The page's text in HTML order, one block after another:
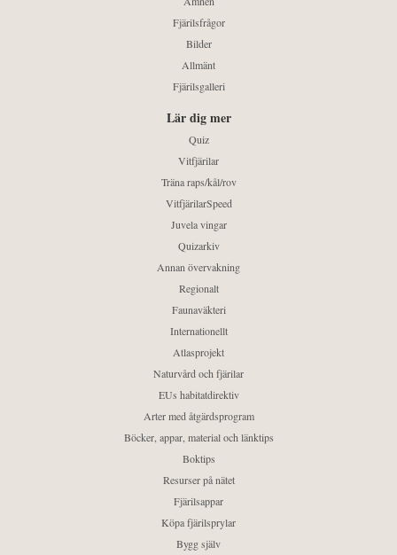
Fjärilsfrågor
Bilder
Allmänt
Fjärilsgalleri
Lär dig mer
Quiz
Vitfjärilar
Träna raps/kål/rov
VitfjärilarSpeed
Juvela vingar
Quizarkiv
Annan övervakning
Regionalt
Faunaväkteri
Internationellt
Atlasprojekt
Naturvård och fjärilar
EUs habitatdirektiv
Arter med åtgärdsprogram
Böcker, appar, material och länktips
Boktips
Resurser på nätet
Fjärilsappar
Köpa fjärilsprylar
Bygg själv